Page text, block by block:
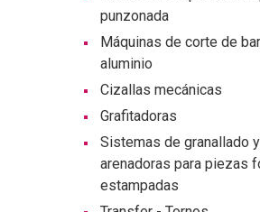
punzonada
Máquinas de corte de
aluminio
Cizallas mecánicas
Grafitadoras
Sistemas de granallado y
arenadoras para piezas
estampadas